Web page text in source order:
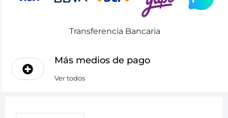
Transferencia Bancaria
Más medios de pago
Ver todos